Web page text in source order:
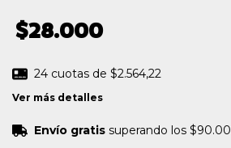
$28.000
24 cuotas de $2.564,22
Ver más detalles
Envío gratis superando los